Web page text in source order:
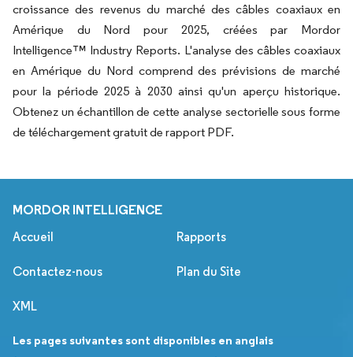
croissance des revenus du marché des câbles coaxiaux en
Amérique du Nord pour 2025, créées par Mordor
Intelligence™ Industry Reports. L'analyse des câbles coaxiaux
en Amérique du Nord comprend des prévisions de marché
pour la période 2025 à 2030 ainsi qu'un aperçu historique.
Obtenez un échantillon de cette analyse sectorielle sous forme
de téléchargement gratuit de rapport PDF.
MORDOR INTELLIGENCE
Accueil Rapports
Contactez-nous Plan du Site
XML
Les pages suivantes sont disponibles en anglais